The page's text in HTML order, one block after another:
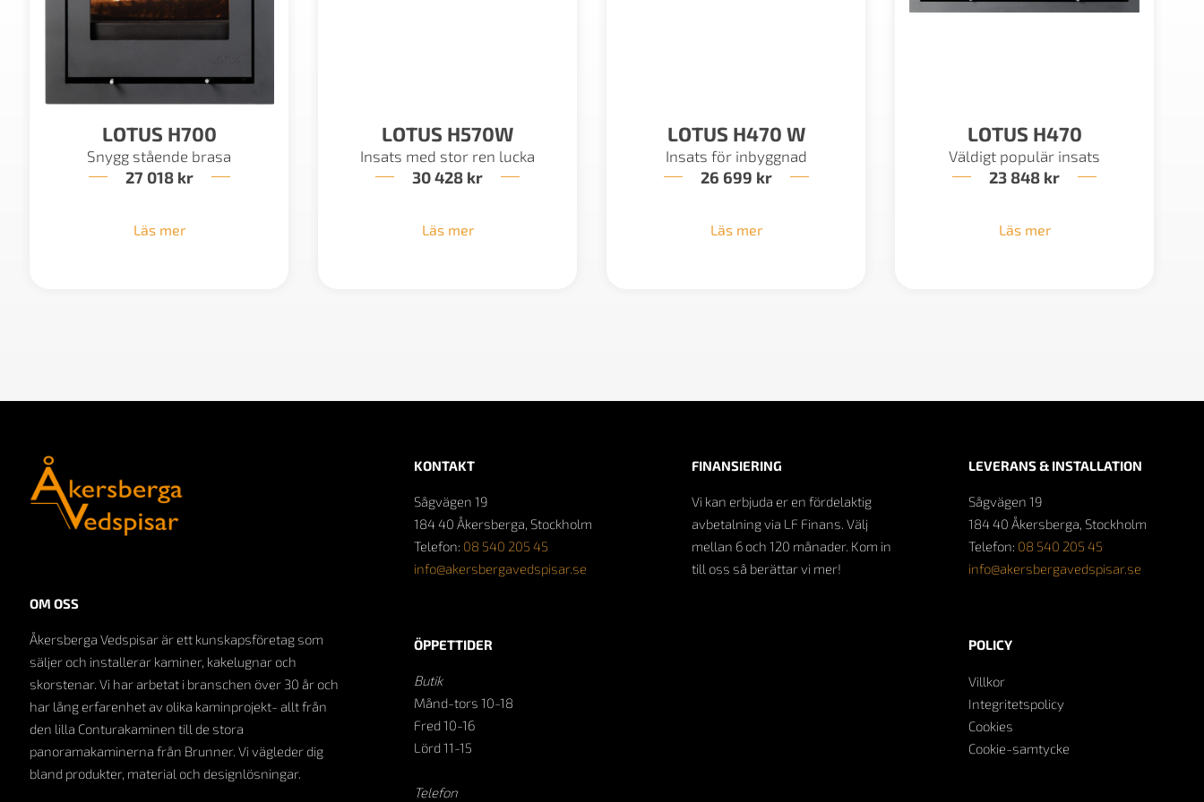
LOTUS H700
Snygg stående brasa
27 018 kr
Läs mer
LOTUS H570W
Insats med stor ren lucka
30 428 kr
Läs mer
LOTUS H470 W
Insats för inbyggnad
26 699 kr
Läs mer
LOTUS H470
Väldigt populär insats
23 848 kr
Läs mer
OM OSS
Åkersberga Vedspisar är ett kunskapsföretag som
säljer och installerar kaminer, kakelugnar och
skorstenar. Vi har arbetat i branschen över 30 år och
har lång erfarenhet av olika kaminprojekt- allt från
den lilla Conturakaminen till de stora
panoramakaminerna från Brunner. Vi vägleder dig
bland produkter, material och designlösningar.
KONTAKT
Sågvägen 19
184 40 Åkersberga, Stockholm
Telefon: 08 540 205 45
info@akersbergavedspisar.se
ÖPPETTIDER
Butik
Månd-tors 10-18
Fred 10-16
Lörd 11-15
Telefon
FINANSIERING
Vi kan erbjuda er en fördelaktig
avbetalning via LF Finans. Välj
mellan 6 och 120 månader. Kom in
till oss så berättar vi mer!
LEVERANS & INSTALLATION
Sågvägen 19
184 40 Åkersberga, Stockholm
Telefon: 08 540 205 45
info@akersbergavedspisar.se
POLICY
Villkor
Integritetspolicy
Cookies
Cookie-samtycke